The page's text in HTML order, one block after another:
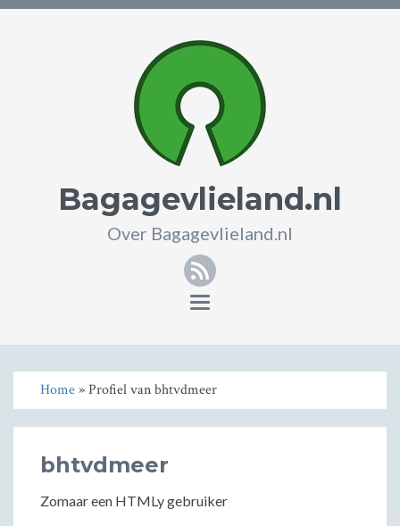
Bagagevlieland.nl
Over Bagagevlieland.nl
RSS
Toggle
Home» Profiel van bhtvdmeer
bhtvdmeer
Zomaar een HTMLy gebruiker